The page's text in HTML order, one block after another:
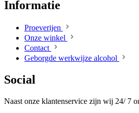
Informatie
Proeverijen
Onze winkel
Contact
Geborgde werkwijze alcohol
Social
Naast onze klantenservice zijn wij 24/ 7